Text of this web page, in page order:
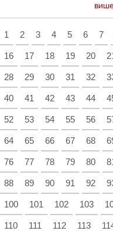
1 2 3 4 5 6 7
16 17 18 19 20
28 29 30 31 32
40 41 42 43 44
52 53 54 55 56
64 65 66 67 68
76 77 78 79 80
88 89 90 91 92
100 101 102 103
110 111 112 113